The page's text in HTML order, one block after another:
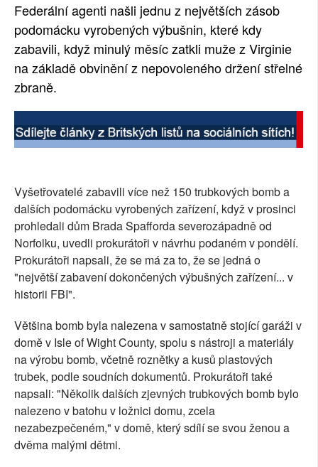
RUBRIKY
PLNÁ VERZE STRÁNEK
Federální agenti našli jednu z největších zásob
podomácku vyrobených výbušnin, které kdy
zabavili, když minulý měsíc zatkli muže z Virginie
na základě obvinění z nepovoleného držení střelné
zbraně.
Vyšetřovatelé zabavili více než 150 trubkových bomb a
dalších podomácku vyrobených zařízení, když v prosinci
prohledali dům Brada Spafforda severozápadně od
Norfolku, uvedli prokurátoři v návrhu podaném v pondělí.
Prokurátoři napsali, že se má za to, že se jedná o
"největší zabavení dokončených výbušných zařízení... v
historii FBI".
Většina bomb byla nalezena v samostatně stojící garáži v
domě v Isle of Wight County, spolu s nástroji a materiály
na výrobu bomb, včetně roznětky a kusů plastových
trubek, podle soudních dokumentů. Prokurátoři také
napsali: "Několik dalších zjevných trubkových bomb bylo
nalezeno v batohu v ložnici domu, zcela
nezabezpečeném," v domě, který sdílí se svou ženou a
dvěma malými dětmi.